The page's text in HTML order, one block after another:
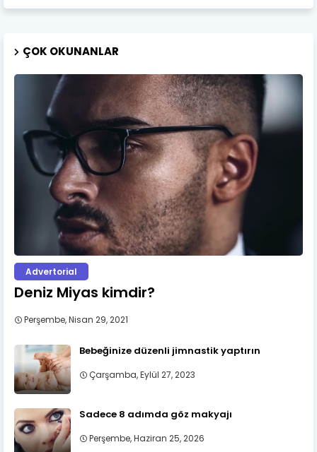
ÇOK OKUNANLAR
Advertorial
Deniz Miyas kimdir?
Perşembe, Nisan 29, 2021
Bebeğinize düzenli jimnastik yaptırın
Çarşamba, Eylül 27, 2023
Sadece 8 adımda göz makyajı
Perşembe, Haziran 25, 2026